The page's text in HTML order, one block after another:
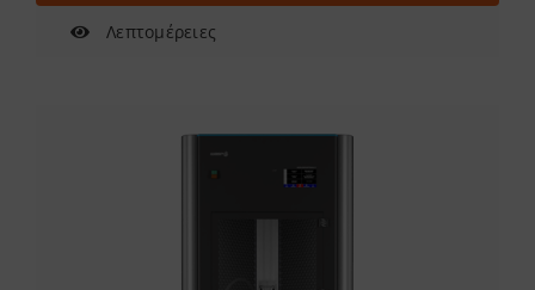
Λεπτομέρειες